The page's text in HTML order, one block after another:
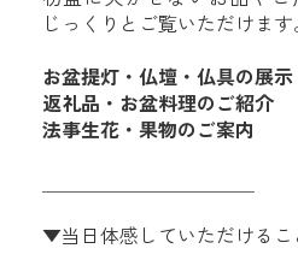
じっくりとご覧いただけます
お盆提灯・仏壇・仏具の展示
返礼品・お盆料理のご紹介
法事生花・果物のご案内
▼当日体感していただけるこ